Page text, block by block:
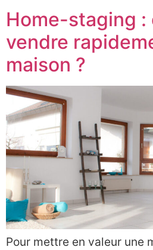
Home-staging :
vendre
maison ?
Pour mettre en valeur une